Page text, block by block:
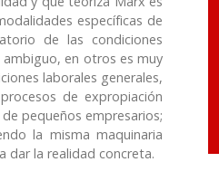
específicas de
de las condiciones
en otros es muy
laborales generales,
de expropiación
pequeños empresarios;
la misma maquinaria
dar la realidad concreta.